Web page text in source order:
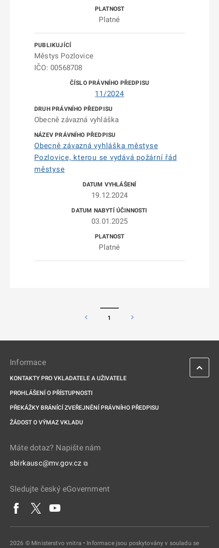
Platné
Městys Pozlovice
IČO: 00568708
11/2024
Obecně závazná vyhláška
Obecně závazná vyhláška městyse
Pozlovice, kterou se vydává požární řád
městyse
19.12.2024
03.01.2025
Platné
1
Informace
KONTAKTY PRO VKLADATELE A UŽIVATELE
PROHLÁŠENÍ O PŘÍSTUPNOSTI
PŘEKÁŽKY BRÁNÍCÍ ZVEŘEJNĚNÍ PRÁVNÍHO PŘEDPISU
ŽÁDOST O VÝMAZ VKLADU
Máte dotaz? Napište nám
sbirkausc@mv.gov.cz ⧉
Sledujte český eGovernment
2026 © Ministerstvo vnitra • Informace jsou poskytovány v souladu se